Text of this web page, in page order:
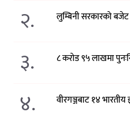
२. लुम्बिनी सरकारको
३. ८ करोड ९५ लाखमा
४. वीरगञ्जबाट १४